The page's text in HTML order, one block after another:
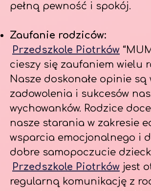
pełną pewność i spokój.
Zaufanie rodziców:
Przedszkole Piotrków
cieszy się zaufaniem wielu
Nasze doskonałe opinie są
zadowolenia i sukcesów
wychowanków. Rodzice
nasze starania w zakresie
wsparcia emocjonalnego i
dobre samopoczucie
Przedszkole Piotrków jest
regularną komunikację z